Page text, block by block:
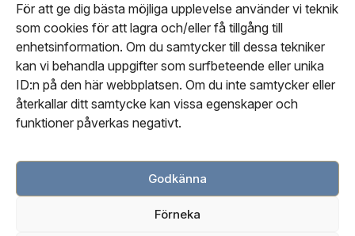
För att ge dig bästa möjliga upplevelse använder vi teknik
som cookies för att lagra och/eller få tillgång till
enhetsinformation. Om du samtycker till dessa tekniker
kan vi behandla uppgifter som surfbeteende eller unika
ID:n på den här webbplatsen. Om du inte samtycker eller
återkallar ditt samtycke kan vissa egenskaper och
funktioner påverkas negativt.
Godkänna
Förneka
Kontakta oss
Vår redaktionella process
Cookiepolicy (EU)
Integritetspolicy